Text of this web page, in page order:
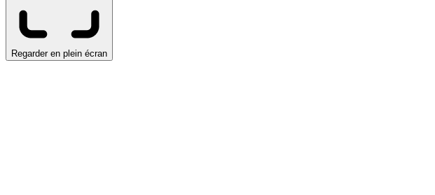
Regarder en plein écran